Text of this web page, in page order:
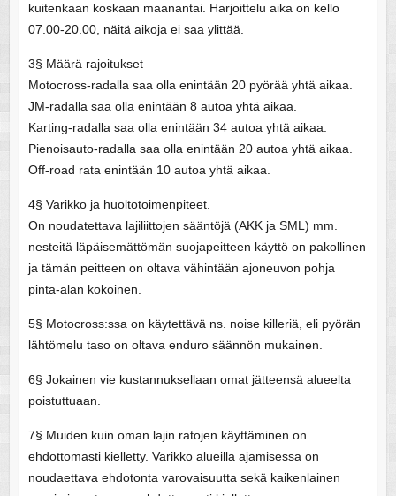
kuitenkaan koskaan maanantai. Harjoittelu aika on kello
07.00-20.00, näitä aikoja ei saa ylittää.
3§ Määrä rajoitukset
Motocross-radalla saa olla enintään 20 pyörää yhtä aikaa.
JM-radalla saa olla enintään 8 autoa yhtä aikaa.
Karting-radalla saa olla enintään 34 autoa yhtä aikaa.
Pienoisauto-radalla saa olla enintään 20 autoa yhtä aikaa.
Off-road rata enintään 10 autoa yhtä aikaa.
4§ Varikko ja huoltotoimenpiteet.
On noudatettava lajiliittojen sääntöjä (AKK ja SML) mm.
nesteitä läpäisemättömän suojapeitteen käyttö on pakollinen
ja tämän peitteen on oltava vähintään ajoneuvon pohja
pinta-alan kokoinen.
5§ Motocross:ssa on käytettävä ns. noise killeriä, eli pyörän
lähtömelu taso on oltava enduro säännön mukainen.
6§ Jokainen vie kustannuksellaan omat jätteensä alueelta
poistuttuaan.
7§ Muiden kuin oman lajin ratojen käyttäminen on
ehdottomasti kielletty. Varikko alueilla ajamisessa on
noudaettava ehdotonta varovaisuutta sekä kaikenlainen